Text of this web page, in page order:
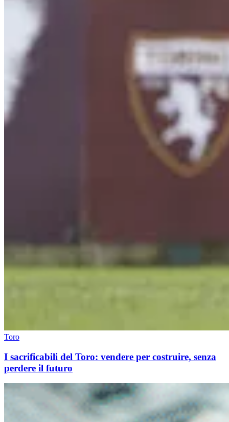
Toro
I sacrificabili del Toro: vendere per costruire, senza
perdere il futuro